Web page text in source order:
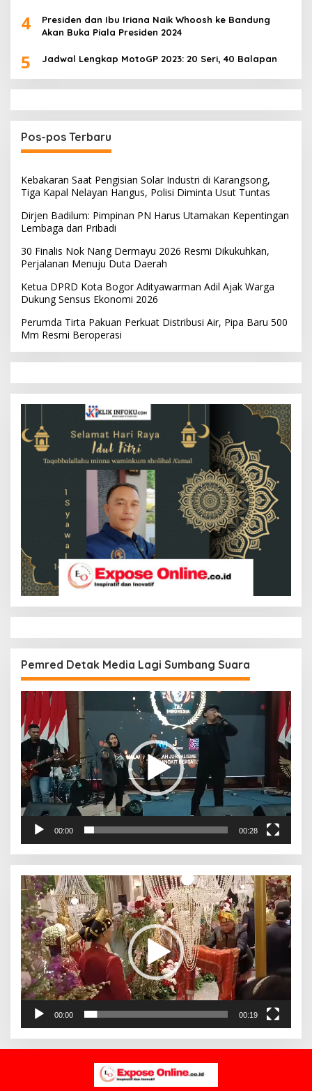
4
Presiden dan Ibu Iriana Naik Whoosh ke Bandung
Akan Buka Piala Presiden 2024
5 Jadwal Lengkap MotoGP 2023: 20 Seri, 40 Balapan
Pos-pos Terbaru
Kebakaran Saat Pengisian Solar Industri di Karangsong,
Tiga Kapal Nelayan Hangus, Polisi Diminta Usut Tuntas
Dirjen Badilum: Pimpinan PN Harus Utamakan Kepentingan
Lembaga dari Pribadi
30 Finalis Nok Nang Dermayu 2026 Resmi Dikukuhkan,
Perjalanan Menuju Duta Daerah
Ketua DPRD Kota Bogor Adityawarman Adil Ajak Warga
Dukung Sensus Ekonomi 2026
Perumda Tirta Pakuan Perkuat Distribusi Air, Pipa Baru 500
Mm Resmi Beroperasi
Pemred Detak Media Lagi Sumbang Suara
Pemutar
00:00 00:28
Pemutar
Video
00:00 00:19